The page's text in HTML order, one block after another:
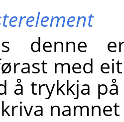
denne
med
å trykkja